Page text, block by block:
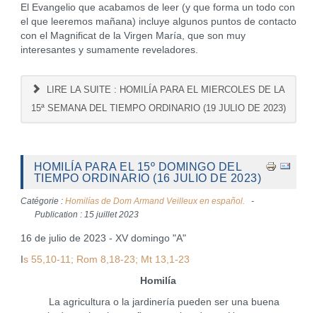
El Evangelio que acabamos de leer (y que forma un todo con
el que leeremos mañana) incluye algunos puntos de contacto
con el Magnificat de la Virgen María, que son muy
interesantes y sumamente reveladores.
LIRE LA SUITE : HOMILÍA PARA EL MIERCOLES DE LA
15ª SEMANA DEL TIEMPO ORDINARIO (19 JULIO DE 2023)
HOMILÍA PARA EL 15º DOMINGO DEL
TIEMPO ORDINARIO (16 JULIO DE 2023)
Catégorie : Homilías de Dom Armand Veilleux en español.
Publication : 15 juillet 2023
16 de julio de 2023 - XV domingo "A"
s 55,10-11; Rom 8,18-23; Mt 13,1-23
Homilía
La agricultura o la jardinería pueden ser una buena